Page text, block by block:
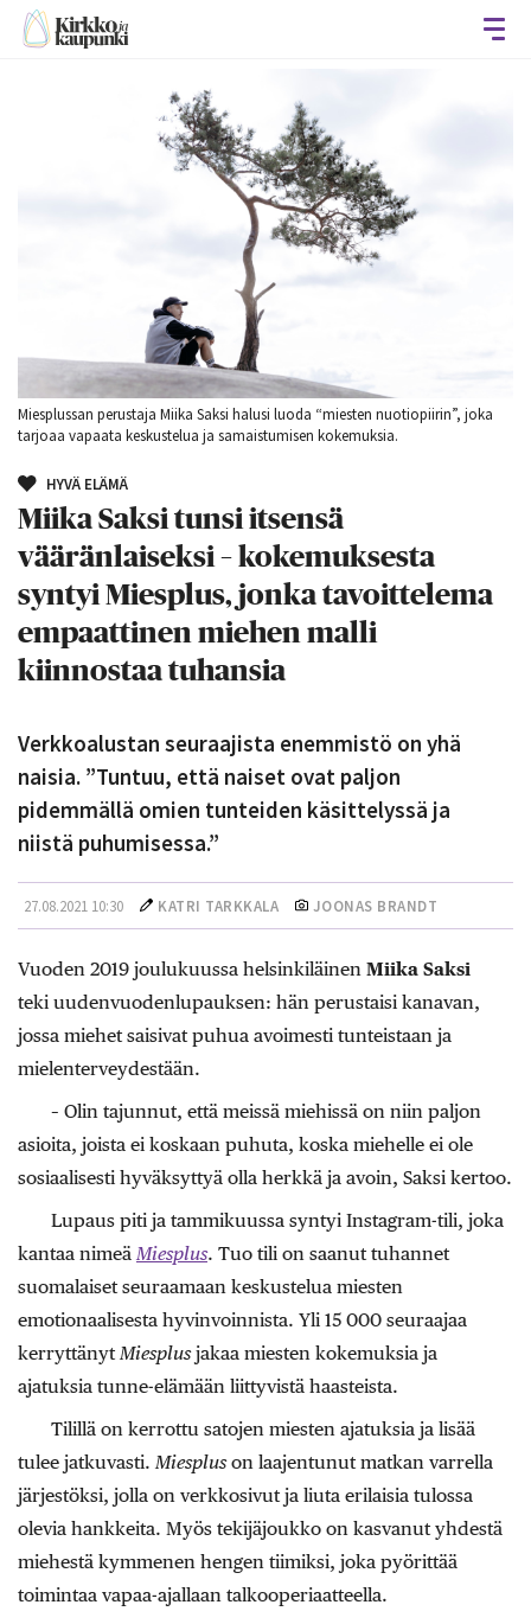
Miesplussan perustaja Miika Saksi halusi luoda “miesten nuotiopiirin”, joka
tarjoaa vapaata keskustelua ja samaistumisen kokemuksia.
HYVÄ ELÄMÄ
Miika Saksi tunsi itsensä
vääränlaiseksi – kokemuksesta
syntyi Miesplus, jonka tavoittelema
empaattinen miehen malli
kiinnostaa tuhansia
Verkkoalustan seuraajista enemmistö on yhä
naisia. ”Tuntuu, että naiset ovat paljon
pidemmällä omien tunteiden käsittelyssä ja
niistä puhumisessa.”
27.08.2021 10:30 KATRI TARKKALA JOONAS BRANDT
Vuoden 2019 joulukuussa helsinkiläinen Miika Saksi
teki uudenvuodenlupauksen: hän perustaisi kanavan,
jossa miehet saisivat puhua avoimesti tunteistaan ja
mielenterveydestään.
– Olin tajunnut, että meissä miehissä on niin paljon
asioita, joista ei koskaan puhuta, koska miehelle ei ole
sosiaalisesti hyväksyttyä olla herkkä ja avoin, Saksi kertoo.
Lupaus piti ja tammikuussa syntyi Instagram-tili, joka
kantaa nimeä Miesplus. Tuo tili on saanut tuhannet
suomalaiset seuraamaan keskustelua miesten
emotionaalisesta hyvinvoinnista. Yli 15 000 seuraajaa
kerryttänyt Miesplusjakaa miesten kokemuksia ja
ajatuksia tunne-elämään liittyvistä haasteista.
Tilillä on kerrottu satojen miesten ajatuksia ja lisää
tulee jatkuvasti. Miespluson laajentunut matkan varrella
järjestöksi, jolla on verkkosivut ja liuta erilaisia tulossa
olevia hankkeita. Myös tekijäjoukko on kasvanut yhdestä
miehestä kymmenen hengen tiimiksi, joka pyörittää
toimintaa vapaa-ajallaan talkooperiaatteella.